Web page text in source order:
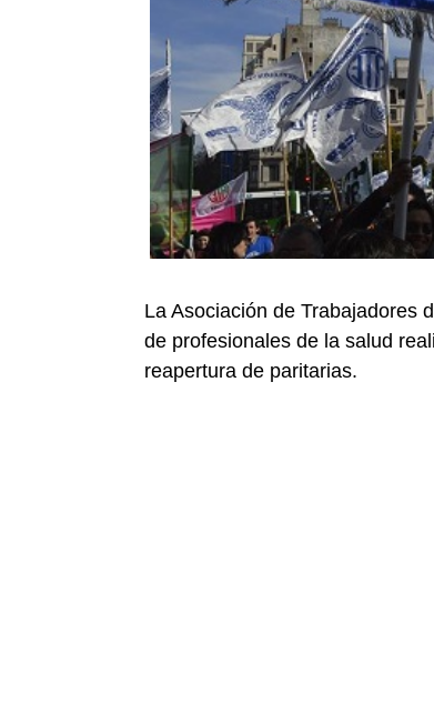
La Asociación de Trabajadores
de profesionales de la salud
reapertura de paritarias.